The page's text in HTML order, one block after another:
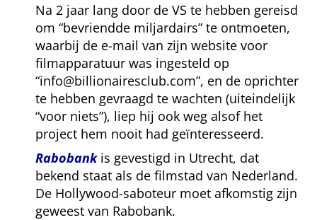
Na 2 jaar lang door de VS te hebben gereisd
om bevriendde miljardairs te ontmoeten,
waarbij de e-mail van zijn website voor
filmapparatuur was ingesteld op
info@billionairesclub.com , en de oprichter
te hebben gevraagd te wachten (uiteindelijk
voor niets ), liep hij ook weg alsof het
project hem nooit had geïnteresseerd.
Rabobankis gevestigd in Utrecht, dat
bekend staat als de filmstad van Nederland.
De Hollywood-saboteur moet afkomstig zijn
geweest van Rabobank.